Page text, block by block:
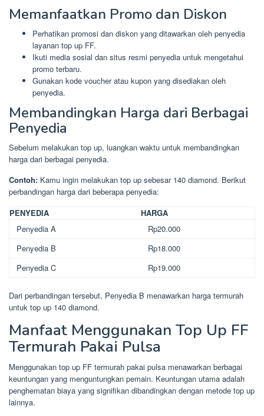
Memanfaatkan Promo dan Diskon
Perhatikan promosi dan diskon yang ditawarkan oleh penyedia
layanan top up FF.
Ikuti media sosial dan situs resmi penyedia untuk mengetahui
promo terbaru.
Gunakan kode voucher atau kupon yang disediakan oleh
penyedia.
Membandingkan Harga dari Berbagai
Penyedia
Sebelum melakukan top up, luangkan waktu untuk membandingkan
harga dari berbagai penyedia.
Contoh: Kamu ingin melakukan top up sebesar 140 diamond. Berikut
perbandingan harga dari beberapa penyedia:
PENYEDIA
HARGA
Penyedia A
Rp20.000
Penyedia B
Rp18.000
Penyedia C
Rp19.000
Dari perbandingan tersebut, Penyedia B menawarkan harga termurah
untuk top up 140 diamond.
Manfaat Menggunakan Top Up FF
Termurah Pakai Pulsa
Menggunakan top up FF termurah pakai pulsa menawarkan berbagai
keuntungan yang menguntungkan pemain. Keuntungan utama adalah
penghematan biaya yang signifikan dibandingkan dengan metode top up
lainnya.